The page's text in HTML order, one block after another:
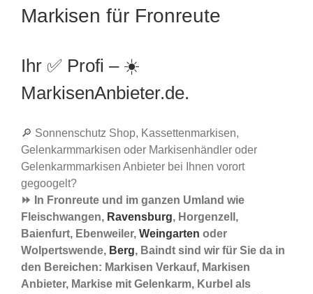
Markisen für Fronreute
Ihr ✅ Profi – ☀️
MarkisenAnbieter.de.
🔎 Sonnenschutz Shop, Kassettenmarkisen,
Gelenkarmmarkisen oder Markisenhändler oder
Gelenkarmmarkisen Anbieter bei Ihnen vorort
gegoogelt?
⏩ In Fronreute und im ganzen Umland wie
Fleischwangen, Ravensburg, Horgenzell,
Baienfurt, Ebenweiler, Weingarten oder
Wolpertswende, Berg, Baindt sind wir für Sie da in
den Bereichen: Markisen Verkauf, Markisen
Anbieter, Markise mit Gelenkarm, Kurbel als